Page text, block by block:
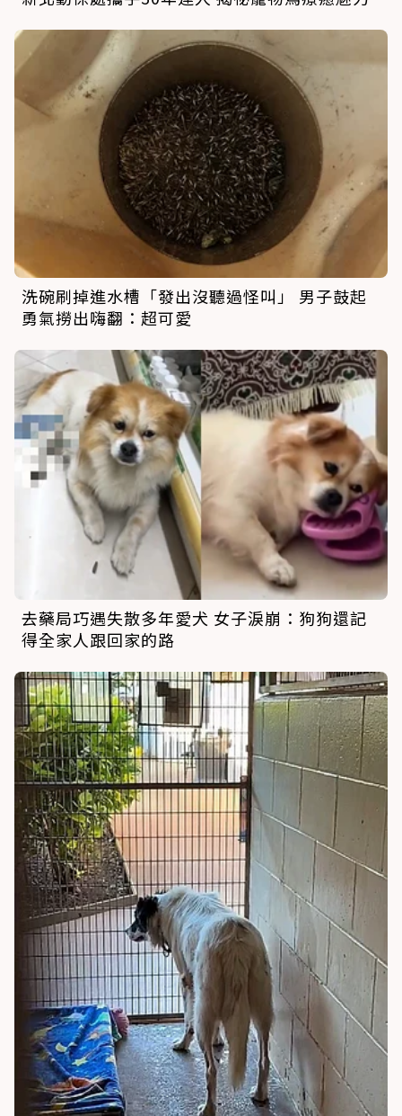
洗碗刷掉進水槽「發出沒聽過怪叫」 男子鼓起
勇氣撈出嗨翻：超可愛
去藥局巧遇失散多年愛犬 女子淚崩：狗狗還記
得全家人跟回家的路